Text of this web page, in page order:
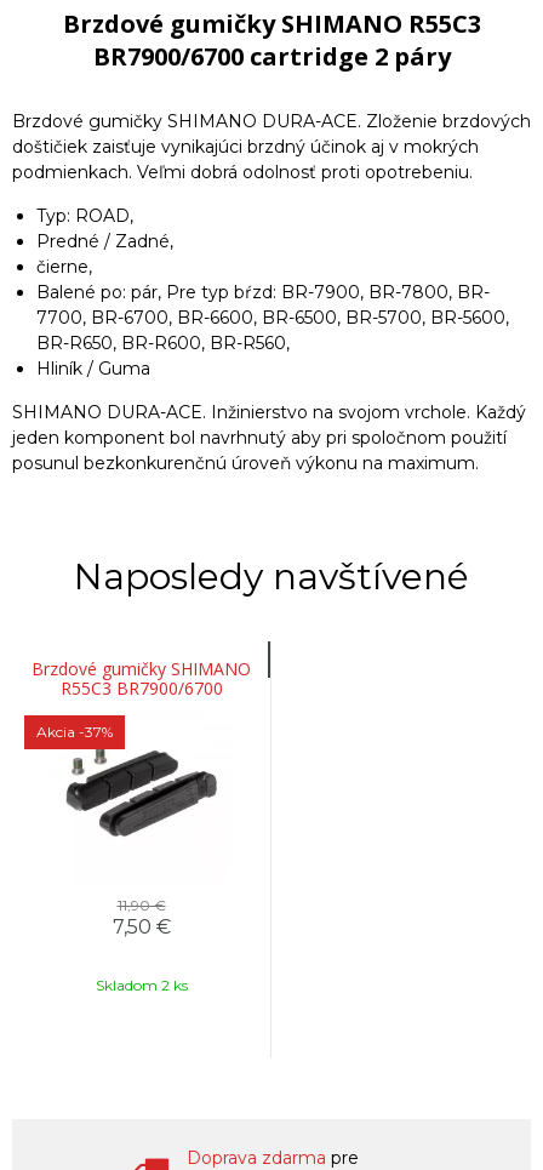
Brzdové gumičky SHIMANO R55C3
BR7900/6700 cartridge 2 páry
Brzdové gumičky SHIMANO DURA-ACE. Zloženie brzdových
doštičiek zaisťuje vynikajúci brzdný účinok aj v mokrých
podmienkach. Veľmi dobrá odolnosť proti opotrebeniu.
Typ: ROAD,
Predné / Zadné,
čierne,
Balené po: pár, Pre typ bŕzd: BR-7900, BR-7800, BR-
7700, BR-6700, BR-6600, BR-6500, BR-5700, BR-5600,
BR-R650, BR-R600, BR-R560,
Hliník / Guma
SHIMANO DURA-ACE. Inžinierstvo na svojom vrchole. Každý
jeden komponent bol navrhnutý aby pri spoločnom použití
posunul bezkonkurenčnú úroveň výkonu na maximum.
Naposledy navštívené
Brzdové gumičky SHIMANO
R55C3 BR7900/6700
Akcia -37%
11,90 €
7,50 €
Skladom 2 ks
Doprava zdarma pre